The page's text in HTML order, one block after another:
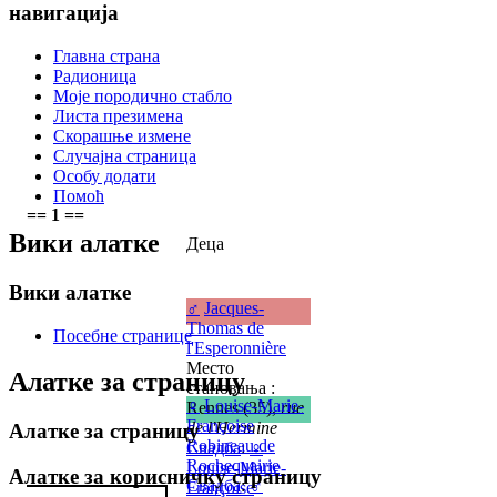
== 1 ==
Деца
♂ Jacques-
Thomas de
l'Esperonnière
Место
становања :
Rennes (35),rue
de l'Hermine
Свадба:♀
Louise-Marie-
Françoise
♀ Louise-Marie-
Françoise
Robineau de
Rochequairie
Свадба:♂
навигација
Главна страна
Радионица
Моје породично стабло
Листа презимена
Скорашње измене
Случајна страница
Особу додати
Помоћ
Вики алатке
Вики алатке
Посебне странице
Алатке за страницу
Алатке за страницу
Алатке за корисничку страницу